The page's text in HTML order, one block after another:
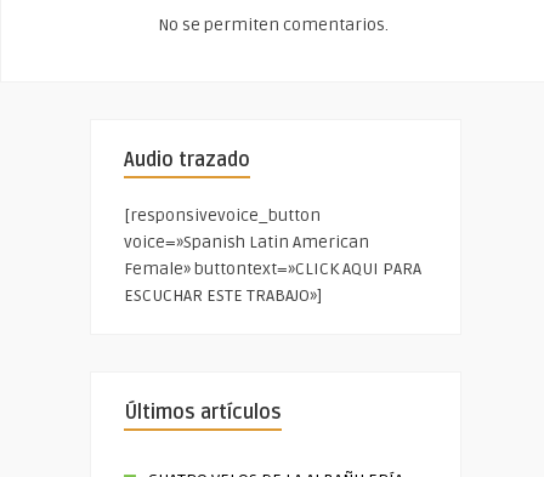
No se permiten comentarios.
Audio trazado
[responsivevoice_button
voice=»Spanish Latin American
Female» buttontext=»CLICK AQUI PARA
ESCUCHAR ESTE TRABAJO»]
Últimos artículos